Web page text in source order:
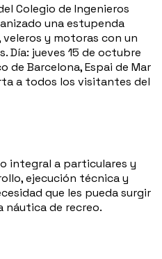
Colegio de Ingenieros
una estupenda
y motoras con un
Día: jueves 15 de octubre
de Barcelona, Espai de Mar
a todos los visitantes del
integral a particulares y
ejecución técnica y
que les pueda surgir
náutica de recreo.